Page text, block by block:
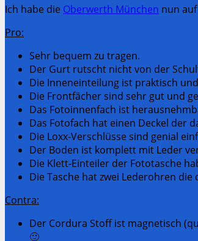
Ich habe die Oberwerth München nun
Pro:
Sehr bequem zu tragen.
Der Gurt rutscht nicht von der
Die Inneneinteilung ist praktisch
Die Frontfächer sind sehr gut und
Das Fotoinnenfach ist
Das Fotofach hat einen Deckel der
Die Loxx-Verschlüsse sind genial
Der Boden ist komplett mit Leder
Die Klett-Einteiler der Fototasche
Die Tasche hat zwei Lederohren
Contra:
Der Cordura Stoff ist magnetisch
🙂